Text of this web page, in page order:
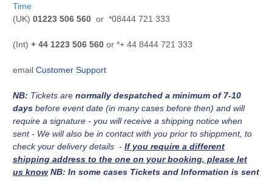
Time
(UK) 01223 506 560or *08444 721 333
(Int) + 44 1223 506 560or *+ 44 8444 721 333
email Customer Support
NB: Tickets are normally despatched a minimum of 7-10
days before event date (in many cases before then) and will
require a signature - you will receive a shipping notice when
sent - We will also be in contact with you prior to shippment, to
check your delivery details - If you require a different
shipping address to the one on your booking, please let
us knowNB: In some cases Tickets and Information is sent